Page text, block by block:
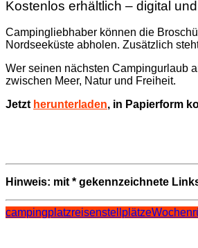
Kostenlos erhältlich – digital
Campingliebhaber können die
Nordseeküste abholen. Zusätzlich
Wer seinen nächsten Campingurlaub
zwischen Meer, Natur und Freiheit.
Jetzt herunterladen, in Papierform
Hinweis: mit * gekennzeichnete
campingplatzreisenstellplätze